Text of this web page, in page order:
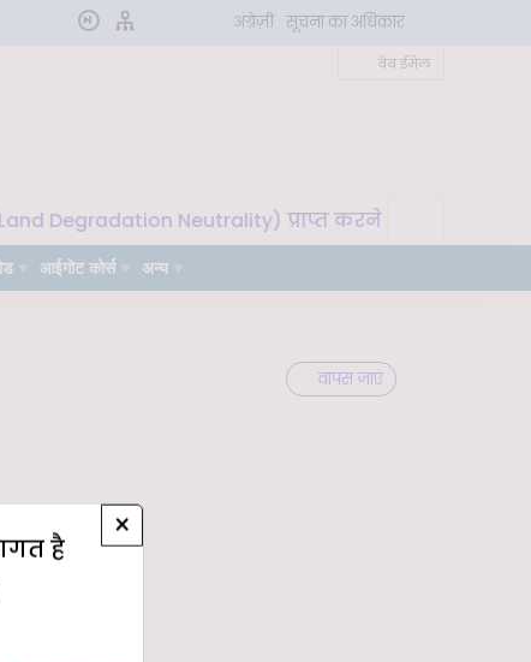
अंग्रेज़ी सूचना का अधिकार
वेब ईमेल
Degradation Neutrality) प्राप्त करने के लिए मृदा
आईगोट कोर्स अन्य
वापस जाएं
×
है